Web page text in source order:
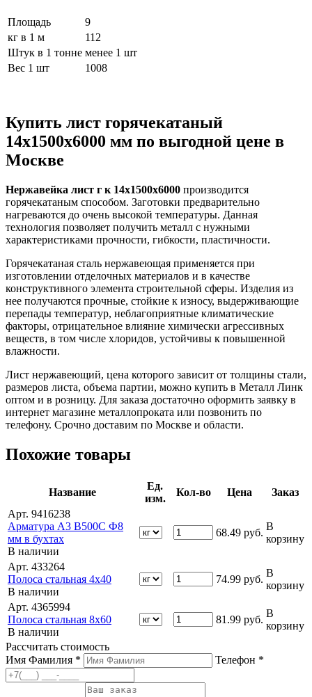
Площадь
9
кг в 1 м
112
Штук в 1 тонне менее 1 шт
Вес 1 шт
1008
Купить лист горячекатаный
14х1500х6000 мм по выгодной цене в
Москве
Нержавейка лист г к 14х1500х6000 производится
горячекатаным способом. Заготовки предварительно
нагреваются до очень высокой температуры. Данная
технология позволяет получить металл с нужными
характеристиками прочности, гибкости, пластичности.
Горячекатаная сталь нержавеющая применяется при
изготовлении отделочных материалов и в качестве
конструктивного элемента строительной сферы. Изделия из
нее получаются прочные, стойкие к износу, выдерживающие
перепады температур, неблагоприятные климатические
факторы, отрицательное влияние химически агрессивных
веществ, в том числе хлоридов, устойчивы к повышенной
влажности.
Лист нержавеющий, цена которого зависит от толщины стали,
размеров листа, объема партии, можно купить в Металл Линк
оптом и в розницу. Для заказа достаточно оформить заявку в
интернет магазине металлопроката или позвонить по
телефону. Срочно доставим по Москве и области.
Похожие товары
Название
Ед.
изм.
Кол-во Цена
Заказ
Арт. 9416238
Арматура А3 В500С Ф8
мм в бухтах
В наличии
68.49 руб.
В
корзину
Арт. 433264
Полоса стальная 4х40
В наличии
74.99 руб.
В
корзину
Арт. 4365994
Полоса стальная 8х60
В наличии
81.99 руб.
В
корзину
Рассчитать стоимость
Имя Фамилия *
Телефон *